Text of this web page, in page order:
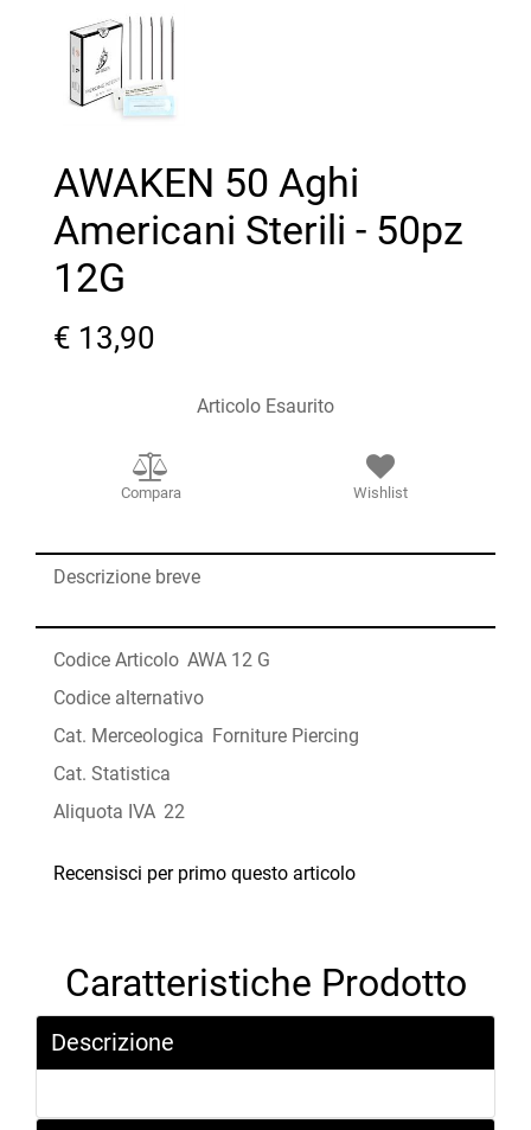
AWAKEN 50 Aghi
Americani Sterili - 50pz
12G
€ 13,90
Articolo Esaurito
Compara Wishlist
Descrizione breve
Codice Articolo AWA 12 G
Codice alternativo
Cat. Merceologica Forniture Piercing
Cat. Statistica
Aliquota IVA 22
Recensisci per primo questo articolo
Caratteristiche Prodotto
Descrizione